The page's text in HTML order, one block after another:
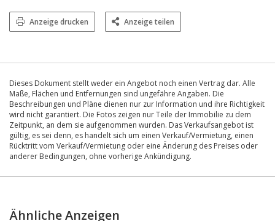
Anzeige drucken Anzeige teilen
Dieses Dokument stellt weder ein Angebot noch einen Vertrag dar. Alle
Maße, Flächen und Entfernungen sind ungefähre Angaben. Die
Beschreibungen und Pläne dienen nur zur Information und ihre Richtigkeit
wird nicht garantiert. Die Fotos zeigen nur Teile der Immobilie zu dem
Zeitpunkt, an dem sie aufgenommen wurden. Das Verkaufsangebot ist
gültig, es sei denn, es handelt sich um einen Verkauf/Vermietung, einen
Rücktritt vom Verkauf/Vermietung oder eine Änderung des Preises oder
anderer Bedingungen, ohne vorherige Ankündigung.
Ähnliche Anzeigen